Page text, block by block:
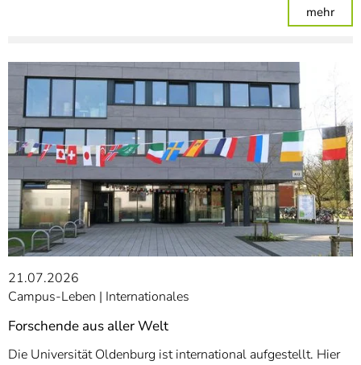
mehr:
21.07.2026
Campus-Leben
Internationales
Forschende aus aller Welt
Die Universität Oldenburg ist international aufgestellt. Hier